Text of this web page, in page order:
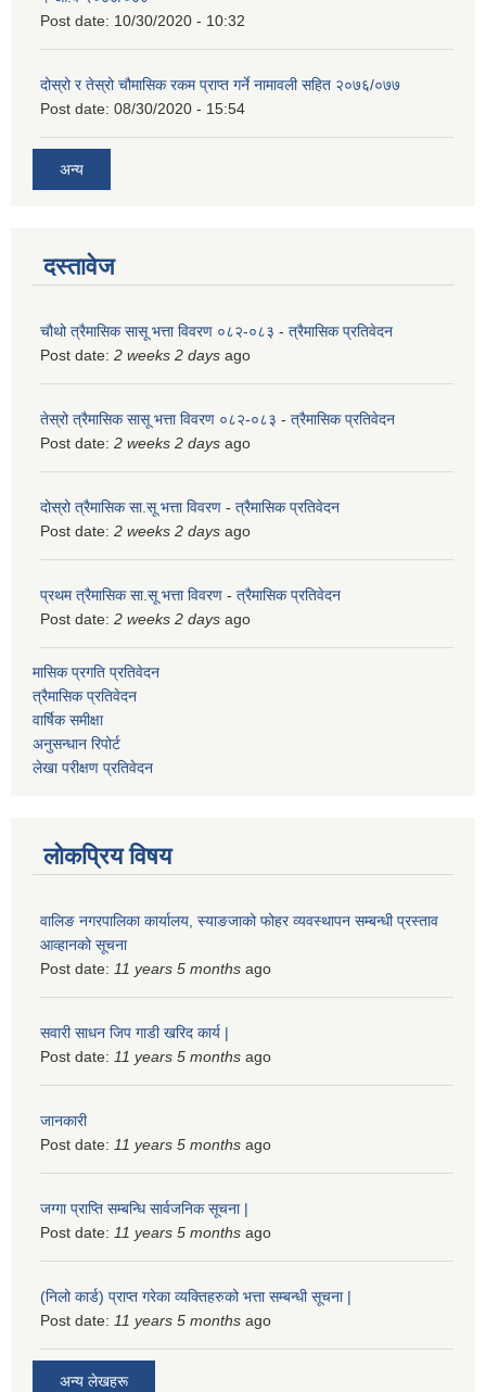
Post date: 10/30/2020 - 10:32
दोस्रो र तेस्रो चौमासिक रकम प्राप्त गर्ने नामावली सहित २०७६/०७७
Post date: 08/30/2020 - 15:54
अन्य
दस्तावेज
चौथो त्रैमासिक सासू भत्ता विवरण ०८२-०८३ - त्रैमासिक प्रतिवेदन
Post date: 2 weeks 2 days ago
तेस्रो त्रैमासिक सासू भत्ता विवरण ०८२-०८३ - त्रैमासिक प्रतिवेदन
Post date: 2 weeks 2 days ago
दोस्रो त्रैमासिक सा.सू भत्ता विवरण - त्रैमासिक प्रतिवेदन
Post date: 2 weeks 2 days ago
प्रथम त्रैमासिक सा.सू भत्ता विवरण - त्रैमासिक प्रतिवेदन
Post date: 2 weeks 2 days ago
मासिक प्रगति प्रतिवेदन
त्रैमासिक प्रतिवेदन
वार्षिक समीक्षा
अनुसन्धान रिपोर्ट
लेखा परीक्षण प्रतिवेदन
लोकप्रिय विषय
वालिङ नगरपालिका कार्यालय, स्याङजाको फोहर व्यवस्थापन सम्बन्धी प्रस्ताव
आव्हानको सूचना
Post date: 11 years 5 months ago
सवारी साधन जिप गाडी खरिद कार्य |
Post date: 11 years 5 months ago
जानकारी
Post date: 11 years 5 months ago
जग्गा प्राप्ति सम्बन्धि सार्वजनिक सूचना |
Post date: 11 years 5 months ago
(निलो कार्ड) प्राप्त गरेका व्यक्तिहरुको भत्ता सम्बन्धी सूचना |
Post date: 11 years 5 months ago
अन्य लेखहरू